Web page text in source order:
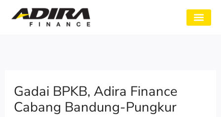
Gadai BPKB, Adira Finance
Cabang Bandung-Pungkur